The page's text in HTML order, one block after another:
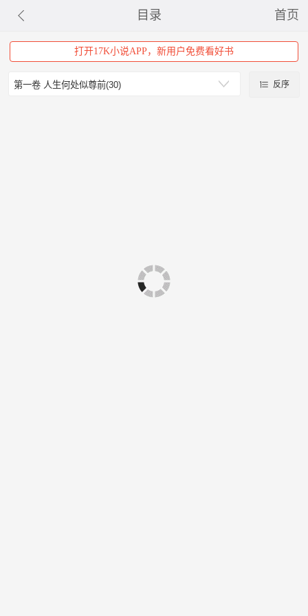
目录 首页
打开17K小说APP，新用户免费看好书
反序